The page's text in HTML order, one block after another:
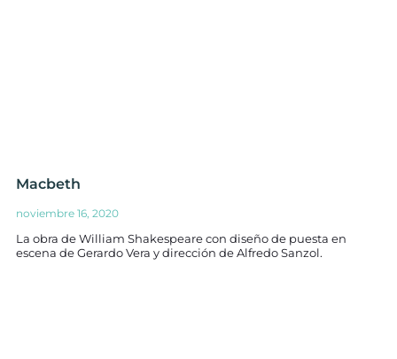
Macbeth
noviembre 16, 2020
La obra de William Shakespeare con diseño de puesta en
escena de Gerardo Vera y dirección de Alfredo Sanzol.